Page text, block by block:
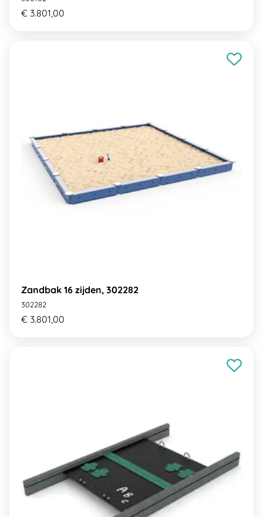
€ 3.801,00
Zandbak 16 zijden, 302282
302282
€ 3.801,00